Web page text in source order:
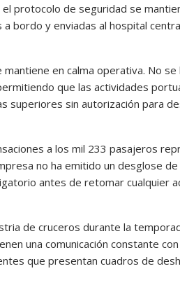
protocolo de seguridad se
bordo y enviadas al hospital
mantiene en calma operativa. No se
que las actividades
superiores sin autorización para
a los mil 233 pasajeros
no ha emitido un desglose
antes de retomar cualquier
de cruceros durante la
una comunicación constante
que presentan cuadros de